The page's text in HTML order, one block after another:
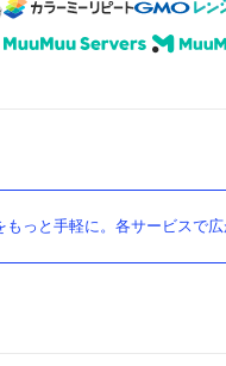
っと手軽に。各サービスで